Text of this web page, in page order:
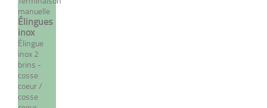
manuelle
Élingues
inox
Élingue
inox 2
brins -
cosse
coeur /
cosse